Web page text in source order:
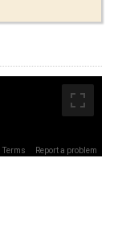
Terms Report a problem